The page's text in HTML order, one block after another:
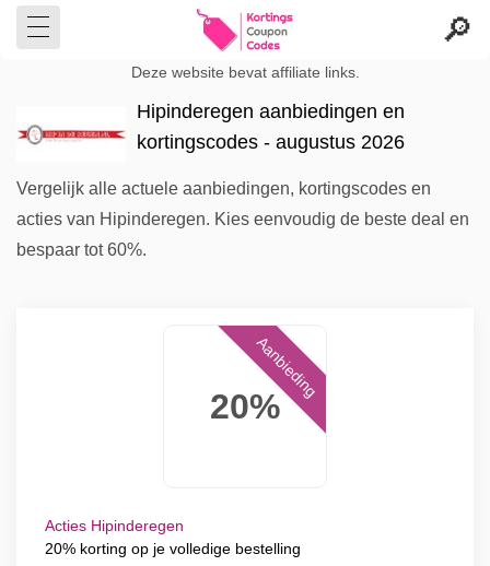
Deze website bevat affiliate links.
Hipinderegen aanbiedingen en
kortingscodes - augustus 2026
Vergelijk alle actuele aanbiedingen, kortingscodes en
acties van Hipinderegen. Kies eenvoudig de beste deal en
bespaar tot 60%.
20%
Aanbieding
Acties Hipinderegen
20% korting op je volledige bestelling